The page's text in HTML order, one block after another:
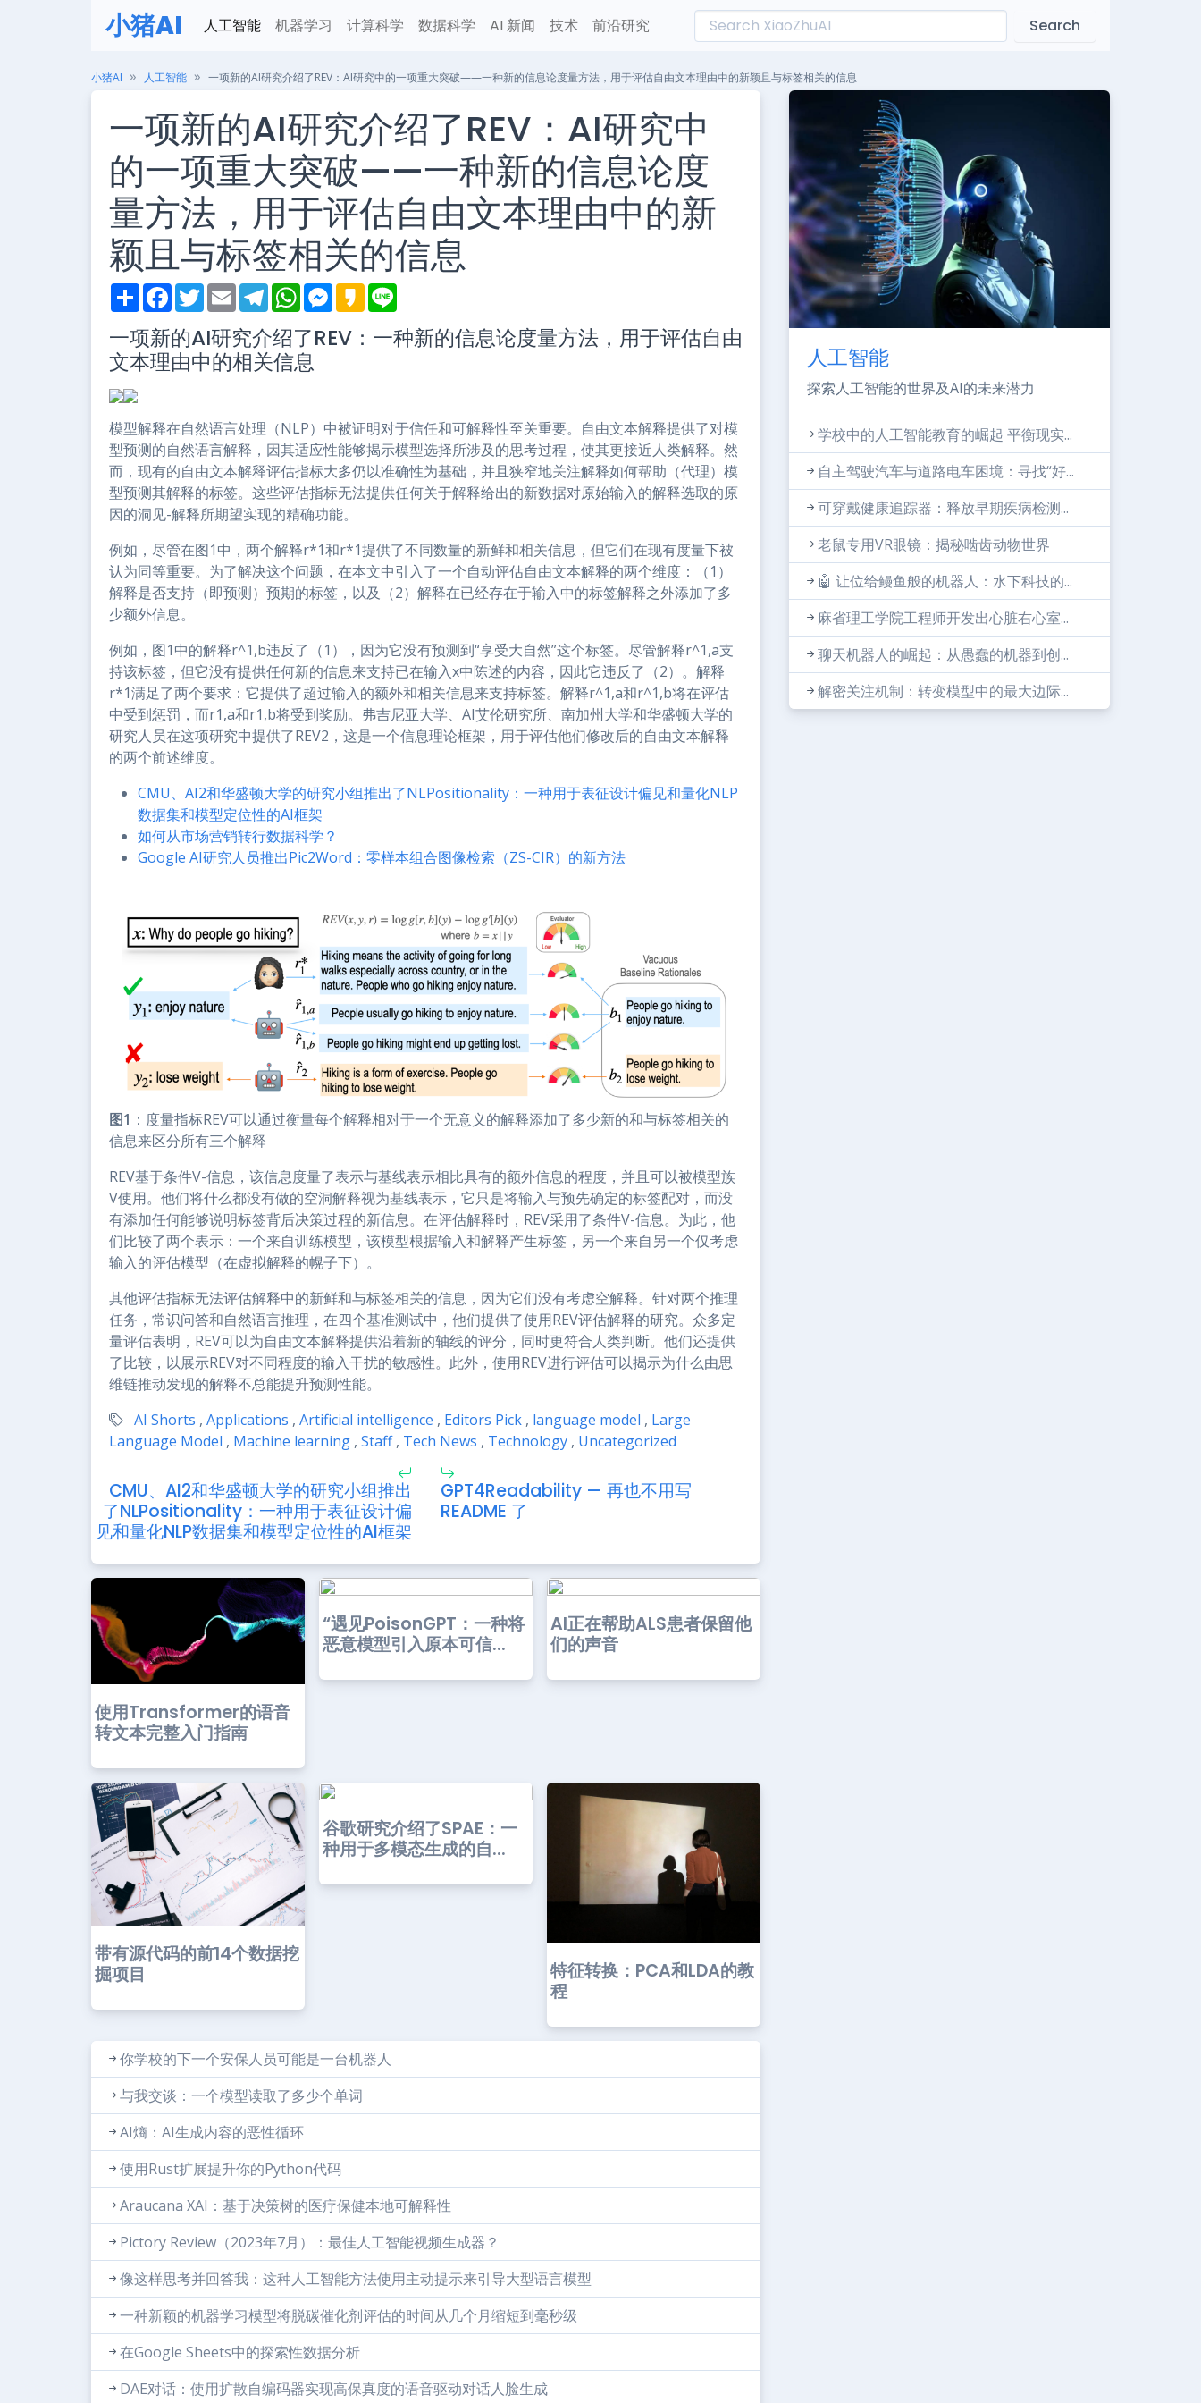
小猪AI 人工智能 机器学习 计算科学 数据科学 AI 新闻 技术 前沿研究 Search
小猪AI 人工智能 一项新的AI研究介绍了REV：AI研究中的一项重大突破——一种新的信息论度量方法，用于评估自由文本理由中的新颖且与标签相关的信息
一项新的AI研究介绍了REV：AI研究中
的一项重大突破——一种新的信息论度
量方法，用于评估自由文本理由中的新
颖且与标签相关的信息
S
h
r
e
F
a
e
b
o
o
T
w
t
t
e
E
m
i
l
T
e
e
g
r
a
W
h
t
s
A
p
M
e
s
e
K
a
e
一项新的AI研究介绍了REV：一种新的信息论度量方法，用于评估自由
文本理由中的相关信息
模型解释在自然语言处理（NLP）中被证明对于信任和可解释性至关重要。自由文本解释提供了对模
型预测的自然语言解释，因其适应性能够揭示模型选择所涉及的思考过程，使其更接近人类解释。然
而，现有的自由文本解释评估指标大多仍以准确性为基础，并且狭窄地关注解释如何帮助（代理）模
型预测其解释的标签。这些评估指标无法提供任何关于解释给出的新数据对原始输入的解释选取的原
因的洞见-解释所期望实现的精确功能。
例如，尽管在图1中，两个解释r*1和r*1提供了不同数量的新鲜和相关信息，但它们在现有度量下被
认为同等重要。为了解决这个问题，在本文中引入了一个自动评估自由文本解释的两个维度：（1）
解释是否支持（即预测）预期的标签，以及（2）解释在已经存在于输入中的标签解释之外添加了多
少额外信息。
例如，图1中的解释r^1,b违反了（1），因为它没有预测到“享受大自然”这个标签。尽管解释r^1,a支
持该标签，但它没有提供任何新的信息来支持已在输入x中陈述的内容，因此它违反了（2）。解释
r*1满足了两个要求：它提供了超过输入的额外和相关信息来支持标签。解释r^1,a和r^1,b将在评估
中受到惩罚，而r1,a和r1,b将受到奖励。弗吉尼亚大学、AI艾伦研究所、南加州大学和华盛顿大学的
研究人员在这项研究中提供了REV2，这是一个信息理论框架，用于评估他们修改后的自由文本解释
的两个前述维度。
CMU、AI2和华盛顿大学的研究小组推出了NLPositionality：一种用于表征设计偏见和量化NLP
数据集和模型定位性的AI框架
如何从市场营销转行数据科学？
Google AI研究人员推出Pic2Word：零样本组合图像检索（ZS-CIR）的新方法
图1 ：度量指标REV可以通过衡量每个解释相对于一个无意义的解释添加了多少新的和与标签相关的
信息来区分所有三个解释
REV基于条件V-信息，该信息度量了表示与基线表示相比具有的额外信息的程度，并且可以被模型族
V使用。他们将什么都没有做的空洞解释视为基线表示，它只是将输入与预先确定的标签配对，而没
有添加任何能够说明标签背后决策过程的新信息。在评估解释时，REV采用了条件V-信息。为此，他
们比较了两个表示：一个来自训练模型，该模型根据输入和解释产生标签，另一个来自另一个仅考虑
输入的评估模型（在虚拟解释的幌子下）。
其他评估指标无法评估解释中的新鲜和与标签相关的信息，因为它们没有考虑空解释。针对两个推理
任务，常识问答和自然语言推理，在四个基准测试中，他们提供了使用REV评估解释的研究。众多定
量评估表明，REV可以为自由文本解释提供沿着新的轴线的评分，同时更符合人类判断。他们还提供
了比较，以展示REV对不同程度的输入干扰的敏感性。此外，使用REV进行评估可以揭示为什么由思
维链推动发现的解释不总能提升预测性能。
AI Shorts , Applications , Artificial intelligence , Editors Pick , language model , Large
Language Model , Machine learning , Staff , Tech News , Technology , Uncategorized
CMU、AI2和华盛顿大学的研究小组推出
了NLPositionality：一种用于表征设计偏
见和量化NLP数据集和模型定位性的AI框架
GPT4Readability — 再也不用写
README 了
使用Transformer的语音
转文本完整入门指南
“遇见PoisonGPT：一种将
恶意模型引入原本可信...
AI正在帮助ALS患者保留他
们的声音
带有源代码的前14个数据挖
掘项目
谷歌研究介绍了SPAE：一
种用于多模态生成的自...
特征转换：PCA和LDA的教
程
你学校的下一个安保人员可能是一台机器人
与我交谈：一个模型读取了多少个单词
AI熵：AI生成内容的恶性循环
使用Rust扩展提升你的Python代码
Araucana XAI：基于决策树的医疗保健本地可解释性
Pictory Review（2023年7月）：最佳人工智能视频生成器？
像这样思考并回答我：这种人工智能方法使用主动提示来引导大型语言模型
一种新颖的机器学习模型将脱碳催化剂评估的时间从几个月缩短到毫秒级
在Google Sheets中的探索性数据分析
DAE对话：使用扩散自编码器实现高保真度的语音驱动对话人脸生成
人工智能
探索人工智能的世界及AI的未来潜力
学校中的人工智能教育的崛起 平衡现实...
自主驾驶汽车与道路电车困境：寻找“好...
可穿戴健康追踪器：释放早期疾病检测...
老鼠专用VR眼镜：揭秘啮齿动物世界
🤖 让位给鳗鱼般的机器人：水下科技的...
麻省理工学院工程师开发出心脏右心室...
聊天机器人的崛起：从愚蠢的机器到创...
解密关注机制：转变模型中的最大边际...